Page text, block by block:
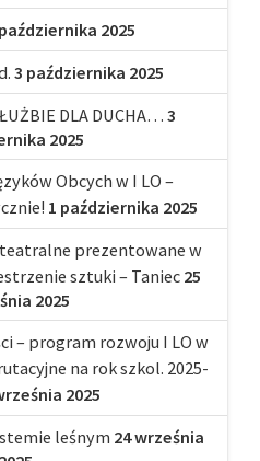
2025
3 października 2025
DLA DUCHA…3
2025
Obcych w I LO –
1 października 2025
prezentowane w
sztuki – Taniec25
2025
– program rozwoju I LO w
na rok szkol. 2025-
2025
leśnym 24 września